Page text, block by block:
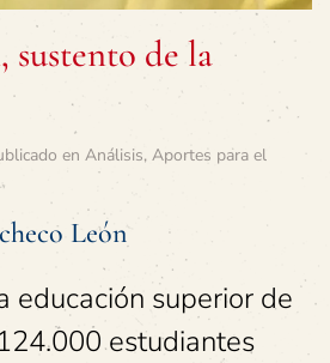
sustento de la
en Análisis, Aportes para el
León
educación superior de
124.000 estudiantes